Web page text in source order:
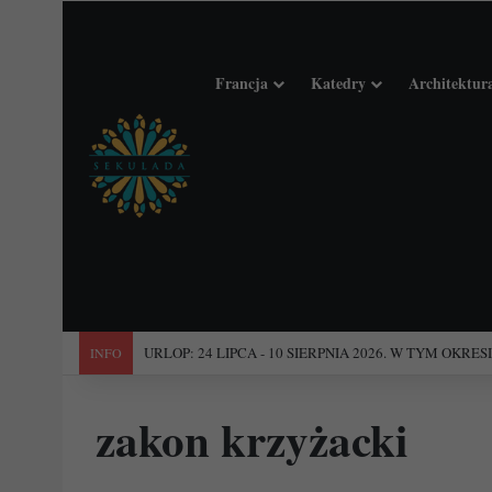
Francja Katedry
INFO "Święta Francja". Przewodnik po 101 średniowiecznych
zakon krzyżacki